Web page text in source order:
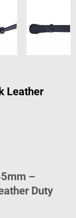
Leather
–
Duty